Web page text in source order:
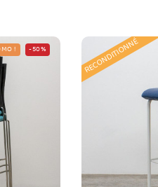
! -50% RECONDITIONNÉ